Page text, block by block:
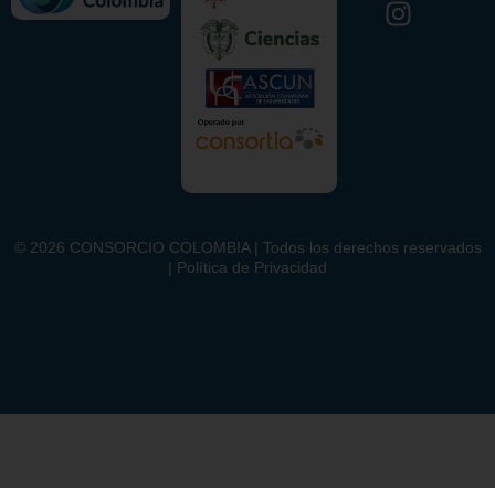
© 2026 CONSORCIO COLOMBIA | Todos los derechos reservados
| Política de Privacidad